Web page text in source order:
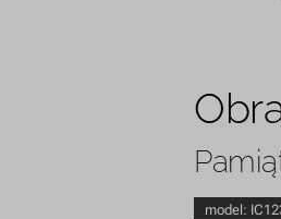
model: